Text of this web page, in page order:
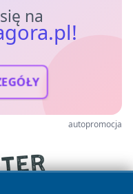
na
autopromocja